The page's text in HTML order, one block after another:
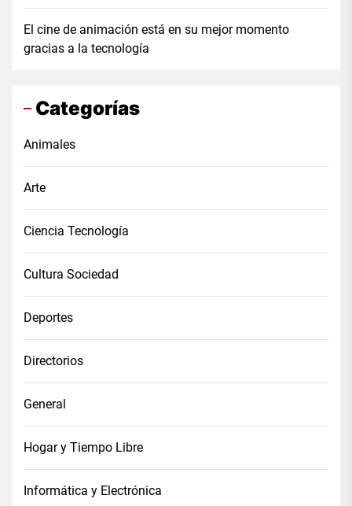
El cine de animación está en su mejor momento
gracias a la tecnología
Categorías
Animales
Arte
Ciencia Tecnología
Cultura Sociedad
Deportes
Directorios
General
Hogar y Tiempo Libre
Informática y Electrónica